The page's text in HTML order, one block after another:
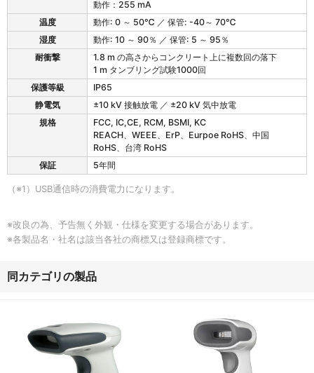
動作：255 mA
温度
動作: 0 ～ 50℃ ／ 保管: -40～ 70℃
湿度
動作: 10 ～ 90％ ／ 保管: 5 ～ 95％
耐衝撃
1.8 m の高さからコンクリート上に複数回の落下
1 m タンブリング試験1000回
保護等級
IP65
静電気
±10 kV 接触放電 ／ ±20 kV 気中放電
規格
FCC, IC,CE, RCM, BSMI, KC
REACH、WEEE、ErP、Eurpoe RoHS、中国
RoHS、台湾 RoHS
保証
5年間
（※1）USB通信時の消費電力になります。
※改良の為、予告無く外観・仕様を変更する場合があります。
※各製品名・社名は該当各社の商標又は登録商標です。
同カテゴリの製品